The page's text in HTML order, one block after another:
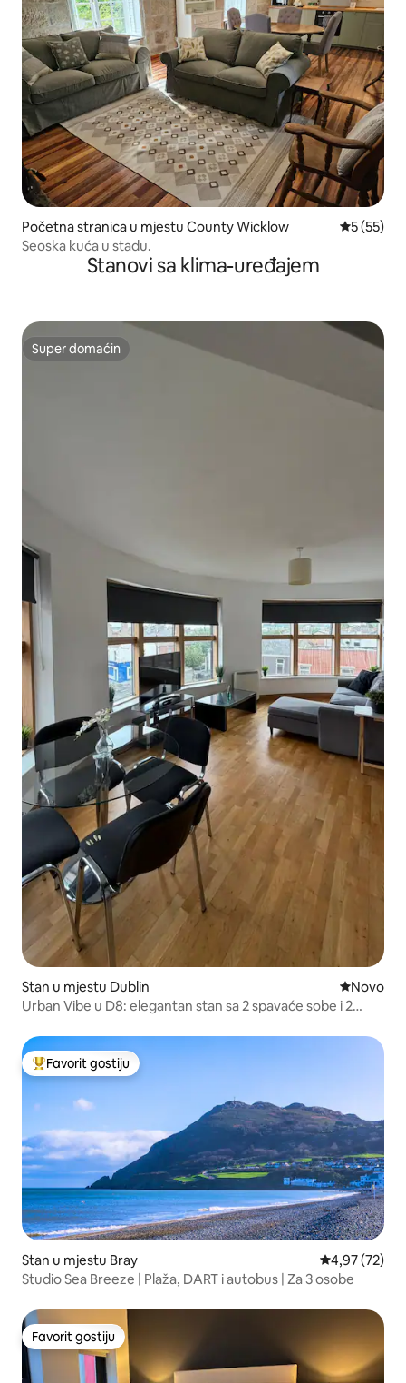
Početna stranica u mjestu County Wicklow prosječna
5 (55)
Seoska kuća u stadu.
Stanovi sa klima-uređajem
Super domaćin
Super domaćin
Stan u mjestu Dublin Novi
Novo
Urban Vibe u D8: elegantan stan sa 2 spavaće sobe i 2
Glavni favorit gostiju
Favorit gostiju
Stan u mjestu Bray prosječna
4,97 (72)
Studio Sea Breeze | Plaža, DART i autobus | Za 3 osobe
Favorit gostiju
Favorit gostiju